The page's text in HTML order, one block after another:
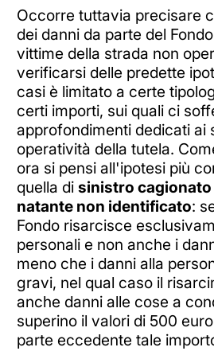
Occorre tuttavia precisare
dei danni da parte del
vittime della strada non
verificarsi delle predette
casi è limitato a certe
certi importi, sui quali ci
approfondimenti dedicati ai
operatività della tutela.
ora si pensi all'ipotesi più
quella di sinistro cagionato
natante non identificato:
Fondo risarcisce
personali e non anche i
meno che i danni alla
gravi, nel qual caso il
anche danni alle cose a
superino il valori di 500
parte eccedente tale